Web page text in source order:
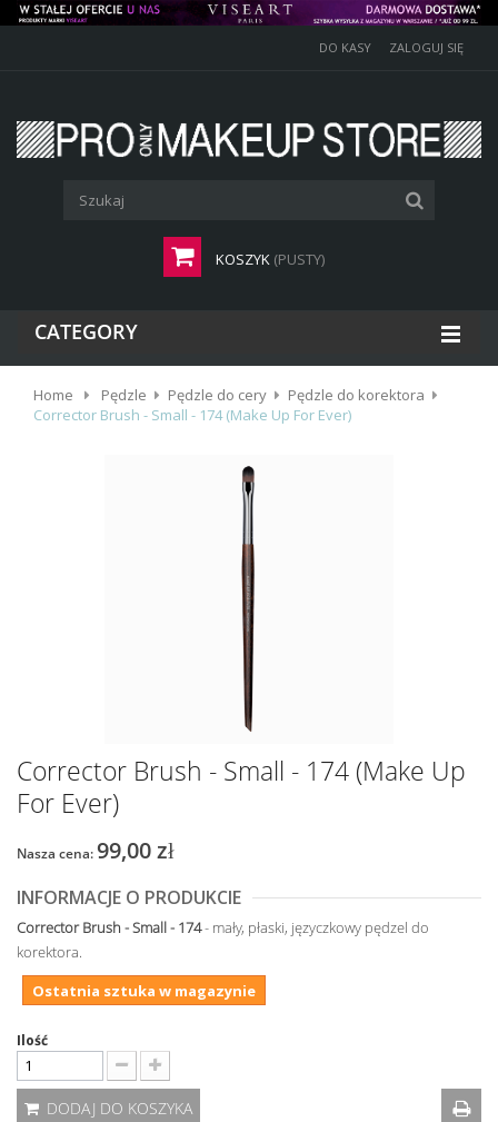
DO KASY ZALOGUJ SIĘ
KOSZYK (PUSTY)
CATEGORY
Home Pędzle Pędzle do cery
Pędzle do korektora
Corrector Brush - Small - 174 (Make Up For Ever)
Corrector Brush - Small - 174 (Make Up
For Ever)
Nasza cena: 99,00 zł
INFORMACJE O PRODUKCIE
Corrector Brush - Small - 174- mały, płaski, języczkowy pędzel do
korektora.
Ostatnia sztuka w magazynie
Ilość
DODAJ DO KOSZYKA